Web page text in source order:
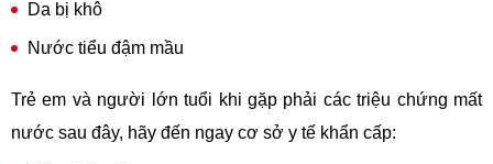
Da bị khô
Nước tiểu đậm mầu
Trẻ em và người lớn tuổi khi gặp phải các triệu chứng mất
nước sau đây, hãy đến ngay cơ sở y tế khẩn cấp: